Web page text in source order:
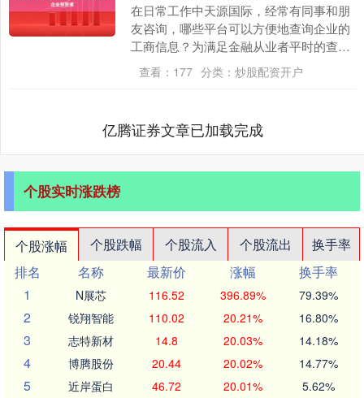
在日常工作中天源国际，经常有同事和朋
友咨询，哪些平台可以方便地查询企业的
工商信息？为满足金融从业者平时的查询
需求，今天向大家推荐一款实用的企业信
息查询APP。 ....
查看： 177 分类： 炒股配资开户
亿腾证券文章已加载完成
个股实时涨跌榜
个股涨幅 个股跌幅 个股流入 个股流出
换手率
排名
名称 最新价 涨幅
换手率
1
N展芯 116.52 396.89% 79.39%
2 锐翔智能 110.02 20.21% 16.80%
3 志特新材 14.8 20.03% 14.18%
4 博腾股份 20.44 20.02% 14.77%
5 近岸蛋白 46.72 20.01% 5.62%